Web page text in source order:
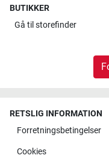
BUTIKKER
Gå til storefinder
RETSLIG INFORMATION
Forretningsbetingelser
Cookies